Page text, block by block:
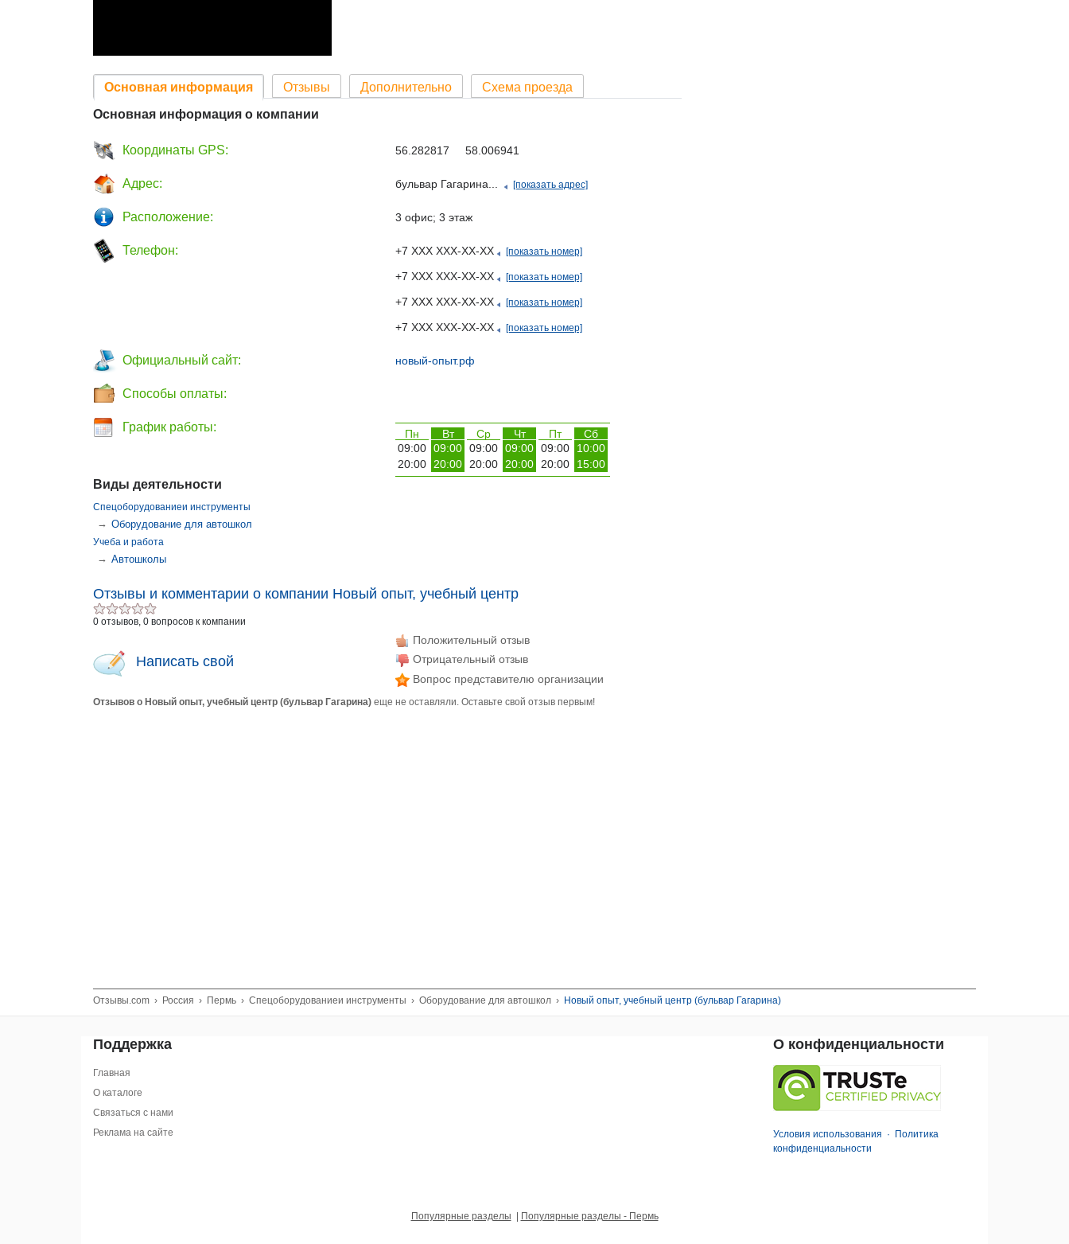
Основная информация Отзывы Дополнительно
Схема проезда
Основная информация о компании
Координаты GPS: 56.282817 58.006941
Адрес: бульвар Гагарина... [показать адрес]
Расположение: 3 офис; 3 этаж
Телефон: +7 ХХХ ХХХ-ХХ-ХХ [показать номер]
+7 ХХХ ХХХ-ХХ-ХХ [показать номер]
+7 ХХХ ХХХ-ХХ-ХХ [показать номер]
+7 ХХХ ХХХ-ХХ-ХХ [показать номер]
Официальный сайт: новый-опыт.рф
Способы оплаты:
График работы: Пн Вт Ср Чт Пт
Сб
09:00 09:00 09:00 09:00 09:00
10:00
20:00
20:00 20:00 20:00 20:00 15:00
Виды деятельности
Спецоборудованиеи инструменты
→ Оборудование для автошкол
Учеба и работа
→ Автошколы
Отзывы и комментарии о компании Новый опыт, учебный центр
0 отзывов, 0 вопросов к компании
Написать свой
Положительный отзыв
Отрицательный отзыв
Вопрос представителю организации
Отзывов о Новый опыт, учебный центр (бульвар Гагарина) еще не оставляли. Оставьте свой отзыв первым!
Отзывы.com › Россия › Пермь › Спецоборудованиеи инструменты › Оборудование для автошкол › Новый опыт, учебный центр (бульвар Гагарина)
Поддержка
Главная
О каталоге
Связаться с нами
Реклама на сайте
О конфиденциальности
Условия использования ·
Политика
конфиденциальности
Популярные разделы Популярные разделы - Пермь